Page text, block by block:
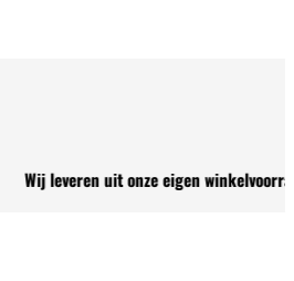
Wij leveren uit onze eigen winkelvoorraad!